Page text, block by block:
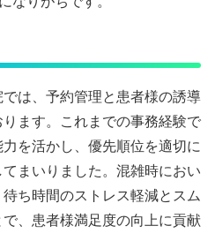
は、予約管理と患者様の誘導
ます。これまでの事務経験で
を活かし、優先順位を適切に
まいりました。混雑時におい
ち時間のストレス軽減とスム
、患者様満足度の向上に貢献